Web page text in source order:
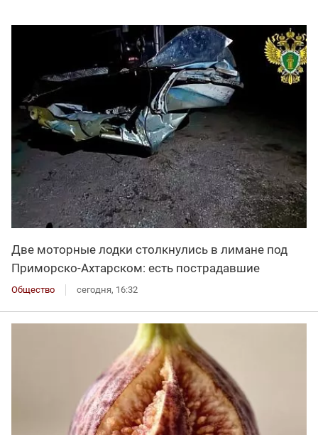
Две моторные лодки столкнулись в лимане под
Приморско-Ахтарском: есть пострадавшие
Общество сегодня, 16:32